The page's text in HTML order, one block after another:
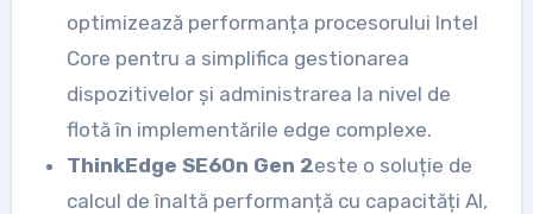
optimizează performanța procesorului Intel
Core pentru a simplifica gestionarea
dispozitivelor și administrarea la nivel de
flotă în implementările edge complexe.
ThinkEdge SE60n Gen 2este o soluție de
calcul de înaltă performanță cu capacități AI,